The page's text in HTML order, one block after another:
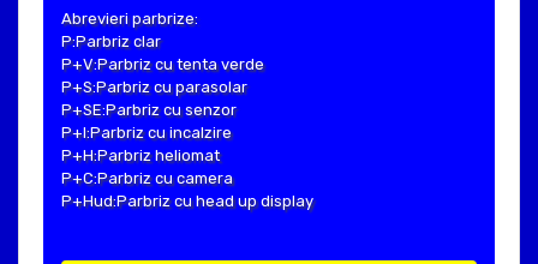
Abrevieri parbrize:
P:Parbriz clar
P+V:Parbriz cu tenta verde
P+S:Parbriz cu parasolar
P+SE:Parbriz cu senzor
P+I:Parbriz cu incalzire
P+H:Parbriz heliomat
P+C:Parbriz cu camera
P+Hud:Parbriz cu head up display